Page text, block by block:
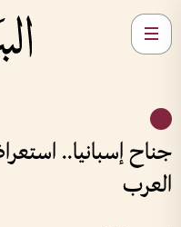
جناح إسبانيا..
العرب